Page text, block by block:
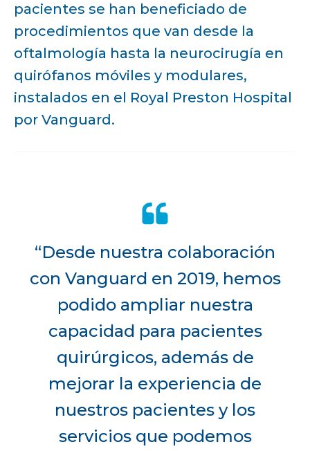
pacientes se han beneficiado de
procedimientos que van desde la
oftalmología hasta la neurocirugía en
quirófanos móviles y modulares,
instalados en el Royal Preston Hospital
por Vanguard.
“Desde nuestra colaboración
con Vanguard en 2019, hemos
podido ampliar nuestra
capacidad para pacientes
quirúrgicos, además de
mejorar la experiencia de
nuestros pacientes y los
servicios que podemos